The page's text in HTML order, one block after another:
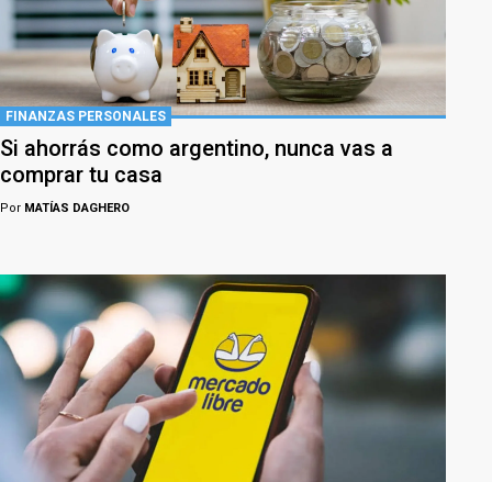
FINANZAS PERSONALES
Si ahorrás como argentino, nunca vas a
comprar tu casa
Por MATÍAS DAGHERO